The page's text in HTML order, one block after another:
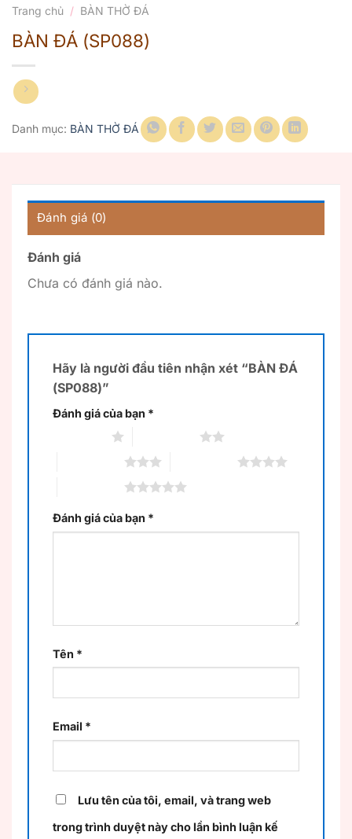
Trang chủ / BÀN THỜ ĐÁ
BÀN ĐÁ (SP088)
Danh mục: BÀN THỜ ĐÁ
Đánh giá (0)
Đánh giá
Chưa có đánh giá nào.
Hãy là người đầu tiên nhận xét “BÀN ĐÁ
(SP088)”
Đánh giá của bạn *
Đánh giá của bạn *
Tên *
Email *
Lưu tên của tôi, email, và trang web
trong trình duyệt này cho lần bình luận kế